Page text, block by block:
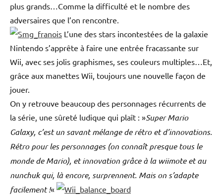
plus grands…Comme la difficulté et le nombre des
adversaires que l’on rencontre.
L’une des stars incontestées de la galaxie
Nintendo s’apprête à faire une entrée fracassante sur
Wii, avec ses jolis graphismes, ses couleurs multiples…Et,
grâce aux manettes Wii, toujours une nouvelle façon de
jouer.
On y retrouve beaucoup des personnages récurrents de
la série, une sûreté ludique qui plaît : »Super Mario
Galaxy, c’est un savant mélange de rétro et d’innovations.
Rétro pour les personnages (on connaît presque tous le
monde de Mario), et innovation grâce à la wiimote et au
nunchuk qui, là encore, surprennent. Mais on s’adapte
facilement !«